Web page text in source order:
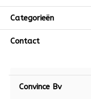
Categorieën
Contact
Convince Bv